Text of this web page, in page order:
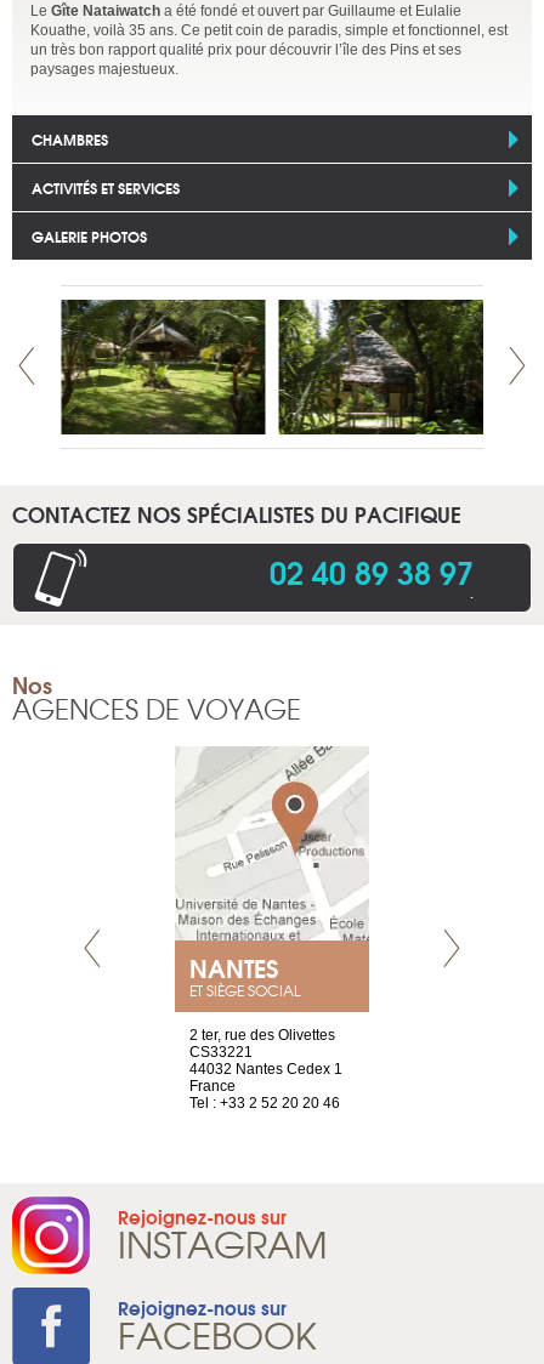
Le Gîte Nataiwatch a été fondé et ouvert par Guillaume et Eulalie
Kouathe, voilà 35 ans. Ce petit coin de paradis, simple et fonctionnel, est
un très bon rapport qualité prix pour découvrir l’île des Pins et ses
paysages majestueux.
CHAMBRES
ACTIVITÉS ET SERVICES
GALERIE PHOTOS
CONTACTEZ NOS SPÉCIALISTES DU PACIFIQUE
02 40 89 38 97.
Nos
AGENCES DE VOYAGE
NANTES
ET SIÈGE SOCIAL
2 ter, rue des Olivettes
CS33221
44032 Nantes Cedex 1
France
Tel : +33 2 52 20 20 46
Rejoignez-nous sur
INSTAGRAM
Rejoignez-nous sur
FACEBOOK